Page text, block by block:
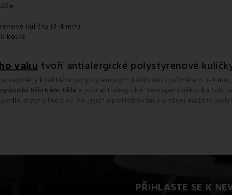
kuličky (3-4 mm)
koule
vaku tvoří antialergické polystyrenové
naplněny kvalitními polystyrenovými kuličkami s průměrem 3-4
křivkám těla a jsou antialergické. Seskupení několika
svých představ. Po jejich opotřebování a uležení můžete
PŘIHLASTE SE K